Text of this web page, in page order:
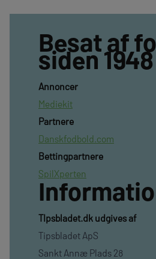
Besat af
siden 1948
Annoncer
Mediekit
Partnere
Danskfodbold.com
Bettingpartnere
SpilXperten
TIpsbladet.dk udgives af
Tipsbladet ApS
Sankt Annæ Plads 28